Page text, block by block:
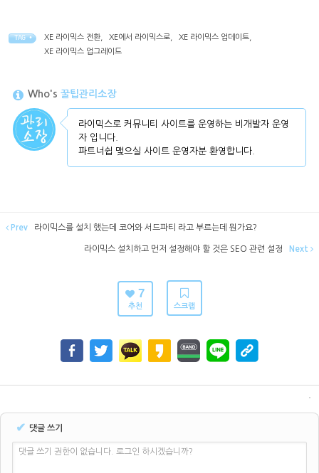
TAG • XE 라이믹스 전환 XE에서 라이믹스로 XE 라이믹스 업데이트
XE 라이믹스 업그레이드
Who's 꿀팁관리소장
라이믹스로 커뮤니티 사이트를 운영하는 비개발자 운영
자 입니다.
파트너쉽 맺으실 사이트 운영자분 환영합니다.
Prev 라이믹스를 설치 했는데 코어와 서드파티 라고 부르는데 뭔가요?
라이믹스 설치하고 먼저 설정해야 할 것은 SEO 관련 설정 Next
7
추천 스크랩
✔ 댓글 쓰기
댓글 쓰기 권한이 없습니다. 로그인 하시겠습니까?